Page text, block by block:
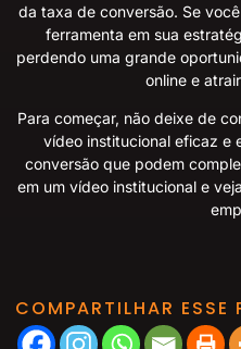
da taxa de conversão. Se
ferramenta em sua
perdendo uma grande
online e
Para começar, não deixe de
vídeo institucional eficaz e
conversãoque podem
em um vídeo institucional e
COMPARTILHAR ESSE